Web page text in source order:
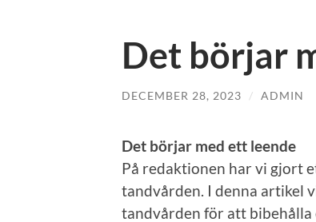
Det börjar
DECEMBER 28, 2023 / ADMIN
Det börjar med ett leende
På redaktionen har vi gjort
tandvården. I denna artikel
tandvården för att